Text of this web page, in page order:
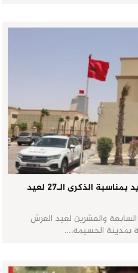
الحسيمة تتعزز بمجمع أمني جديد بمناسبة الذكرى الـ27 لعيد
والعشرين لعيد العرش
بمدينة الحسيمة،…